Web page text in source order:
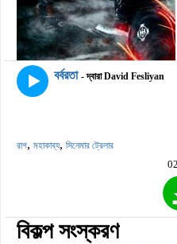
বর্বরতা - দ্বারা David Fesliyan
রাগ, মহাকাব্য, সিনেমার ট্রেলার
বিকল্প সংস্করণ